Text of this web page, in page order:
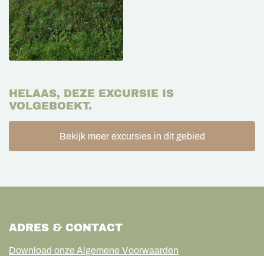
HELAAS, DEZE EXCURSIE IS
VOLGEBOEKT.
Bekijk meer excursies in dit gebied
ADRES & CONTACT
Download onze Algemene Voorwaarden